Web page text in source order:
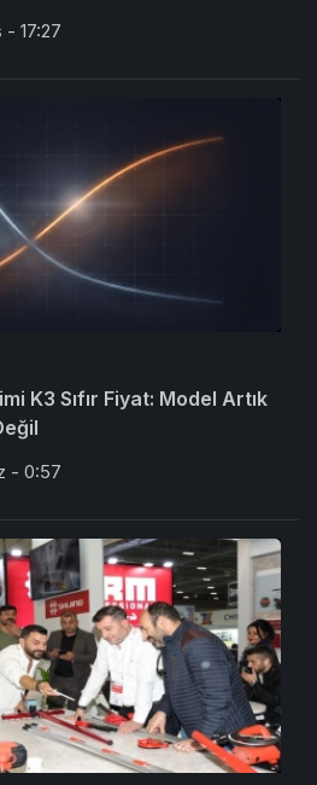
17:27
K3 Sıfır Fiyat: Model Artık
- 0:57